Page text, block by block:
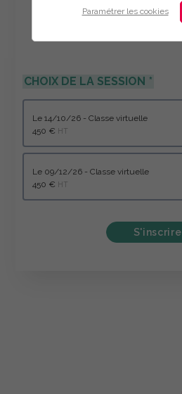
Paramétrer les cookies
CHOIX DE LA SESSION
le 14/10/26 - Classe virtuelle
450 € HT
le 09/12/26 - Classe virtuelle
450 € HT
S'inscrire